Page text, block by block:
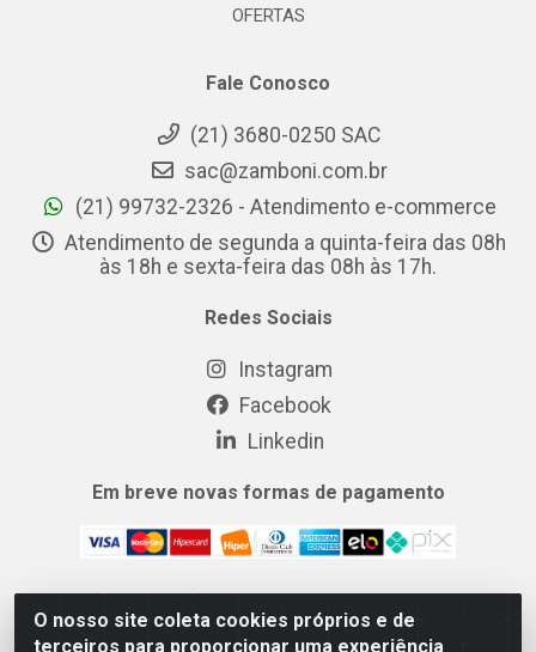
O nosso site coleta cookies próprios e de
terceiros para proporcionar uma experiência
OFERTAS
Fale Conosco
(21) 3680-0250 SAC
sac@zamboni.com.br
(21) 99732-2326 - Atendimento e-commerce
Atendimento de segunda a quinta-feira das 08h
às 18h e sexta-feira das 08h às 17h.
Redes Sociais
Instagram
Facebook
Linkedin
Em breve novas formas de pagamento
MIX CERTO DISTRIBUIDORA DE COSMÉTICOS ALIMENTOS E